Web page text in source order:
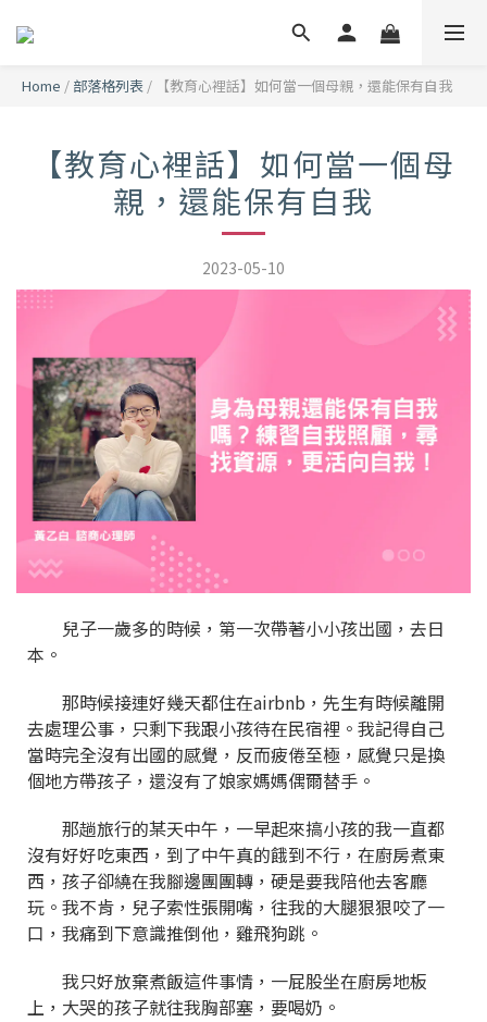
Home / 部落格列表 / 【教育心裡話】如何當一個母親，還能保有自我
【教育心裡話】如何當一個母
親，還能保有自我
2023-05-10
兒子一歲多的時候，第一次帶著小小孩出國，去日
本。
那時候接連好幾天都住在airbnb，先生有時候離開
去處理公事，只剩下我跟小孩待在民宿裡。我記得自己
當時完全沒有出國的感覺，反而疲倦至極，感覺只是換
個地方帶孩子，還沒有了娘家媽媽偶爾替手。
那趟旅行的某天中午，一早起來搞小孩的我一直都
沒有好好吃東西，到了中午真的餓到不行，在廚房煮東
西，孩子卻繞在我腳邊團團轉，硬是要我陪他去客廳
玩。我不肯，兒子索性張開嘴，往我的大腿狠狠咬了一
口，我痛到下意識推倒他，雞飛狗跳。
我只好放棄煮飯這件事情，一屁股坐在廚房地板
上，大哭的孩子就往我胸部塞，要喝奶。